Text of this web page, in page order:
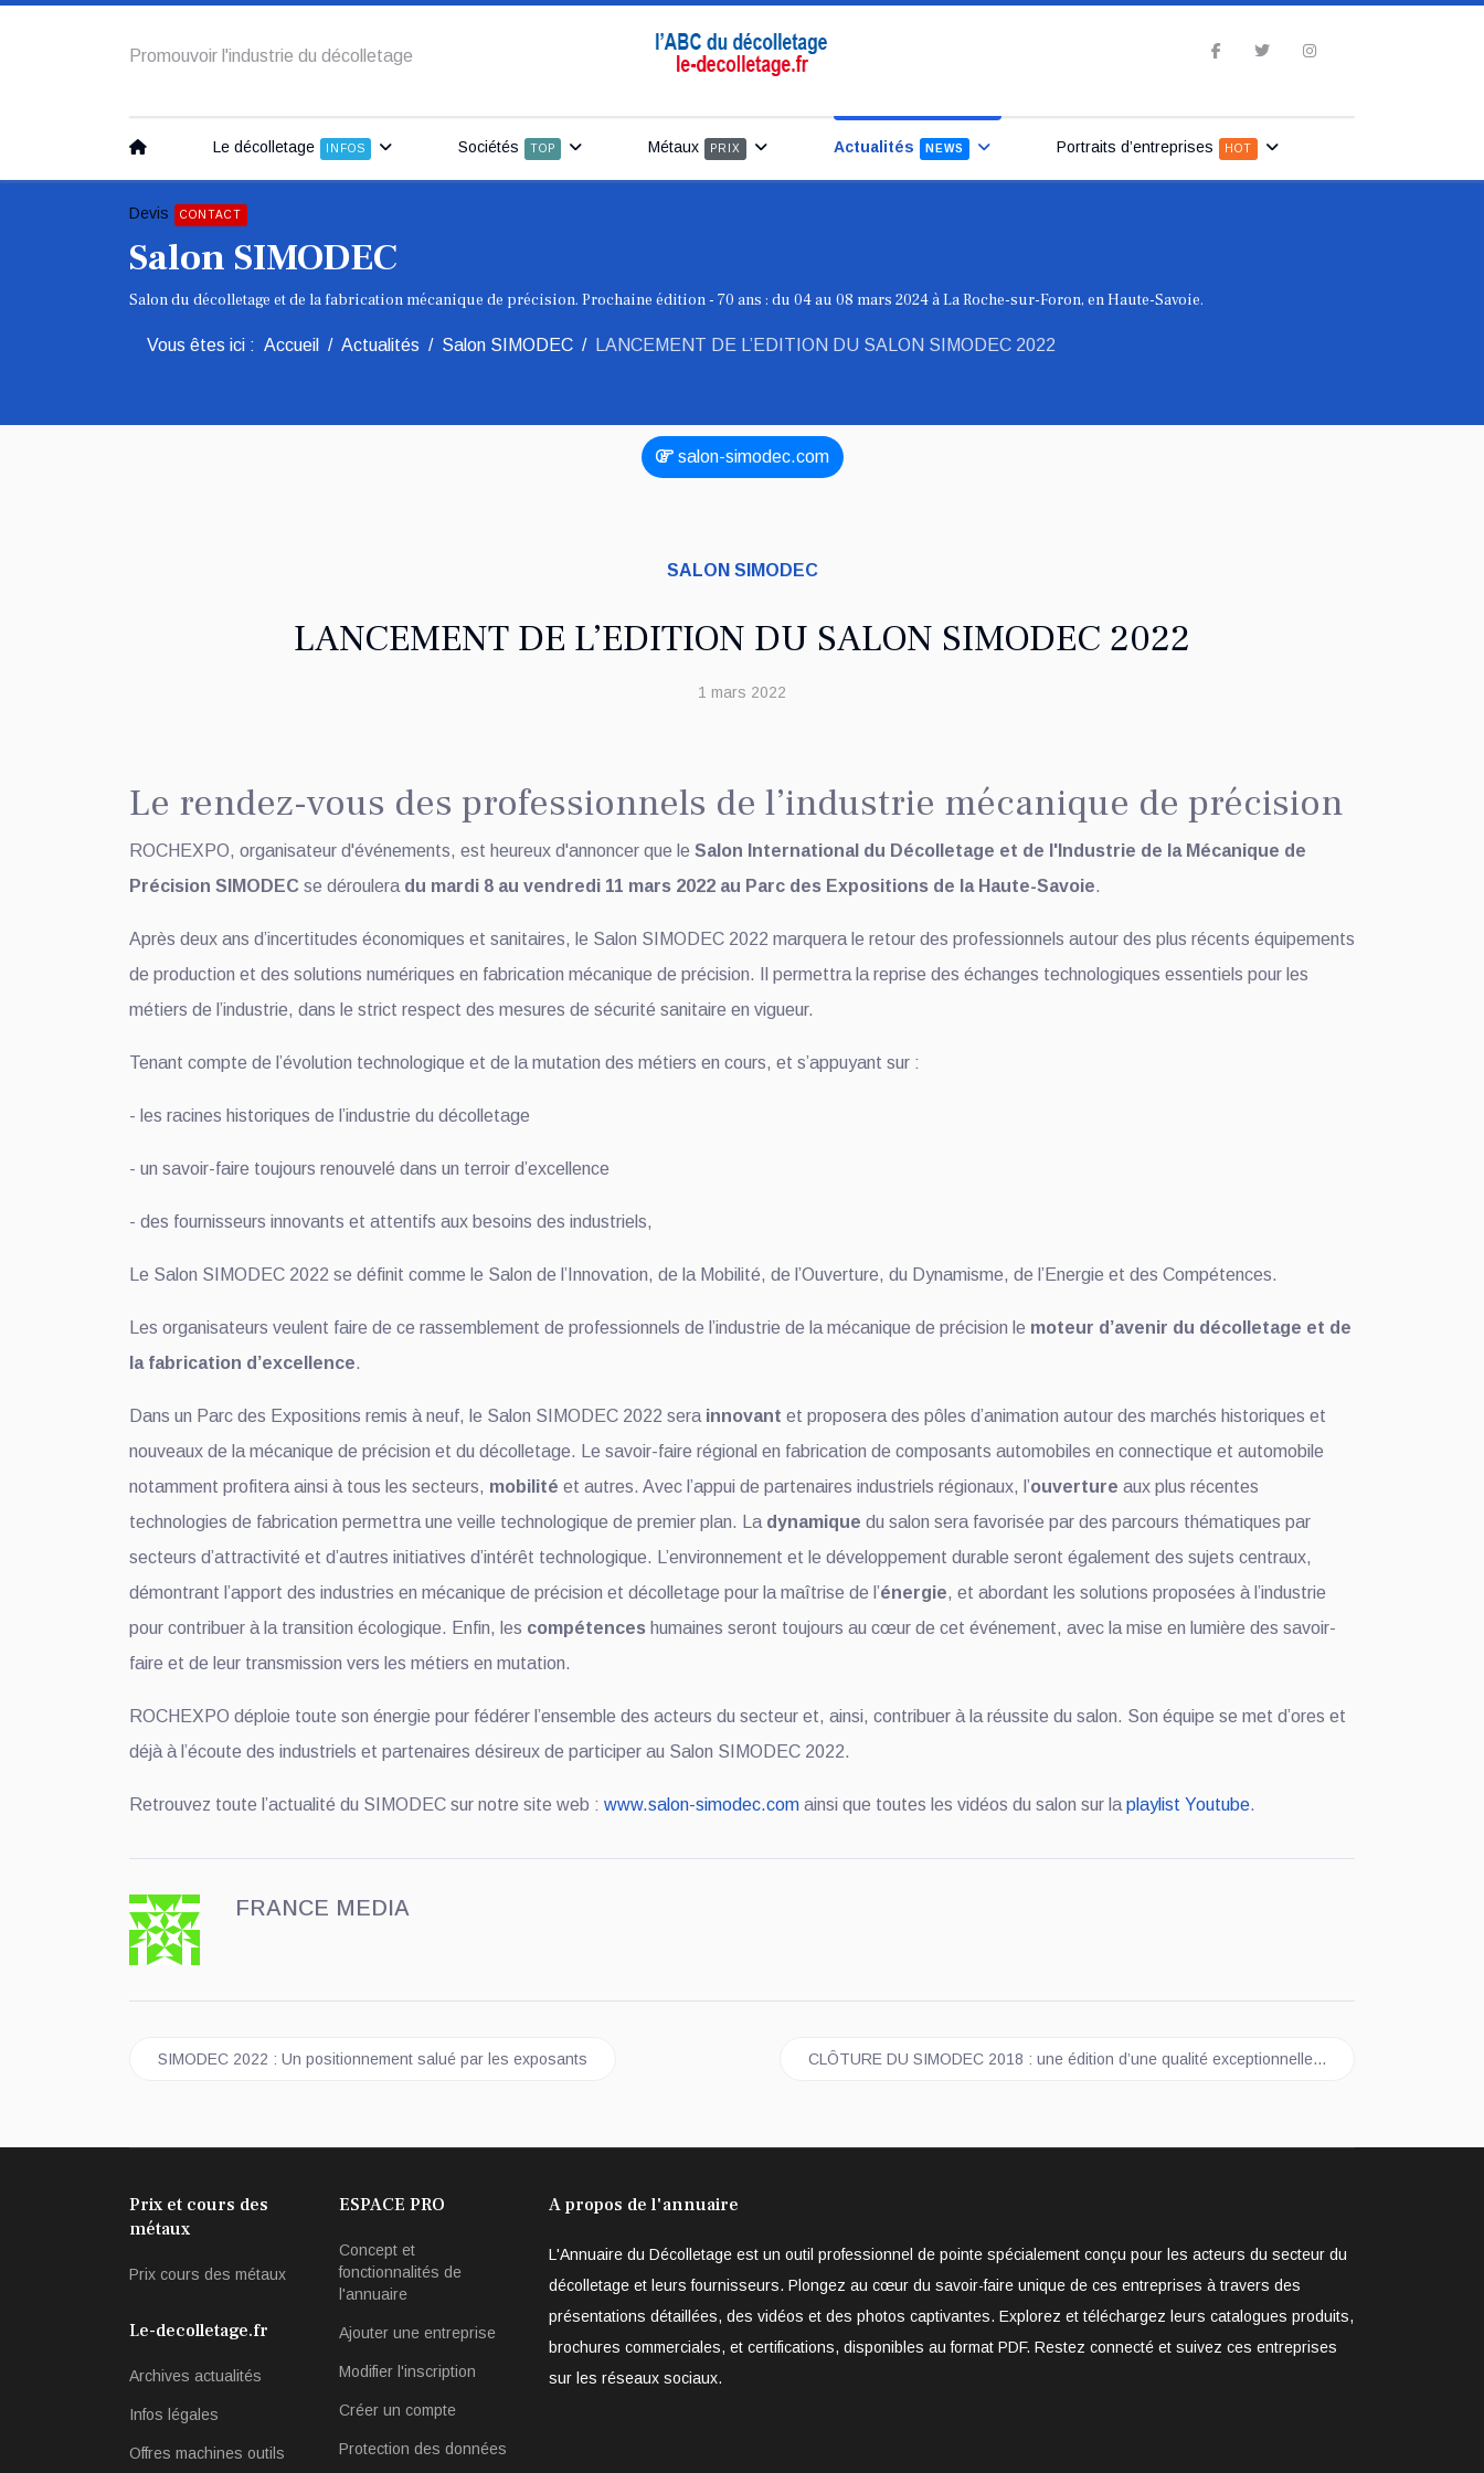
Promouvoir l'industrie du décolletage
Le décolletage INFOS Sociétés TOP Métaux PRIX Actualités NEWS Portraits d’entreprises HOT
Devis CONTACT
Salon SIMODEC
Salon du décolletage et de la fabrication mécanique de précision. Prochaine édition - 70 ans : du 04 au 08 mars 2024 à La Roche-sur-Foron, en Haute-Savoie.
Vous êtes ici : Accueil Actualités Salon SIMODEC LANCEMENT DE L’EDITION DU SALON SIMODEC 2022
salon-simodec.com
SALON SIMODEC
LANCEMENT DE L’EDITION DU SALON SIMODEC 2022
1 mars 2022
Le rendez-vous des professionnels de l’industrie mécanique de précision
ROCHEXPO, organisateur d'événements, est heureux d'annoncer que le Salon International du Décolletage et de l'Industrie de la Mécanique de
Précision SIMODEC se déroulera du mardi 8 au vendredi 11 mars 2022 au Parc des Expositions de la Haute-Savoie.
Après deux ans d’incertitudes économiques et sanitaires, le Salon SIMODEC 2022 marquera le retour des professionnels autour des plus récents équipements
de production et des solutions numériques en fabrication mécanique de précision. Il permettra la reprise des échanges technologiques essentiels pour les
métiers de l’industrie, dans le strict respect des mesures de sécurité sanitaire en vigueur.
Tenant compte de l’évolution technologique et de la mutation des métiers en cours, et s’appuyant sur :
- les racines historiques de l’industrie du décolletage
- un savoir-faire toujours renouvelé dans un terroir d’excellence
- des fournisseurs innovants et attentifs aux besoins des industriels,
Le Salon SIMODEC 2022 se définit comme le Salon de l’Innovation, de la Mobilité, de l’Ouverture, du Dynamisme, de l’Energie et des Compétences.
Les organisateurs veulent faire de ce rassemblement de professionnels de l’industrie de la mécanique de précision le moteur d’avenir du décolletage et de
la fabrication d’excellence.
Dans un Parc des Expositions remis à neuf, le Salon SIMODEC 2022 sera innovant et proposera des pôles d’animation autour des marchés historiques et
nouveaux de la mécanique de précision et du décolletage. Le savoir-faire régional en fabrication de composants automobiles en connectique et automobile
notamment profitera ainsi à tous les secteurs, mobilité et autres. Avec l’appui de partenaires industriels régionaux, l’ouverture aux plus récentes
technologies de fabrication permettra une veille technologique de premier plan. La dynamique du salon sera favorisée par des parcours thématiques par
secteurs d’attractivité et d’autres initiatives d’intérêt technologique. L’environnement et le développement durable seront également des sujets centraux,
démontrant l’apport des industries en mécanique de précision et décolletage pour la maîtrise de l’énergie, et abordant les solutions proposées à l’industrie
pour contribuer à la transition écologique. Enfin, les compétences humaines seront toujours au cœur de cet événement, avec la mise en lumière des savoir-
faire et de leur transmission vers les métiers en mutation.
ROCHEXPO déploie toute son énergie pour fédérer l’ensemble des acteurs du secteur et, ainsi, contribuer à la réussite du salon. Son équipe se met d’ores et
déjà à l’écoute des industriels et partenaires désireux de participer au Salon SIMODEC 2022.
Retrouvez toute l’actualité du SIMODEC sur notre site web : www.salon-simodec.com ainsi que toutes les vidéos du salon sur la playlist Youtube.
FRANCE MEDIA
Article précédent : SIMODEC 2022 : Un positionnement salué par les exposants
SIMODEC 2022 : Un positionnement salué par les exposants Article suivant : CLÔTURE DU SIMODEC 2018 : une édition d’une qualité exceptionnelle...
CLÔTURE DU SIMODEC 2018 : une édition d’une qualité exceptionnelle...
Prix et cours des
métaux
Prix cours des métaux
Le-decolletage.fr
Archives actualités
Infos légales
Offres machines outils
ESPACE PRO
Concept et
fonctionnalités de
l'annuaire
Ajouter une entreprise
Modifier l'inscription
Créer un compte
Protection des données
A propos de l'annuaire
L'Annuaire du Décolletage est un outil professionnel de pointe spécialement conçu pour les acteurs du secteur du
décolletage et leurs fournisseurs. Plongez au cœur du savoir-faire unique de ces entreprises à travers des
présentations détaillées, des vidéos et des photos captivantes. Explorez et téléchargez leurs catalogues produits,
brochures commerciales, et certifications, disponibles au format PDF. Restez connecté et suivez ces entreprises
sur les réseaux sociaux.